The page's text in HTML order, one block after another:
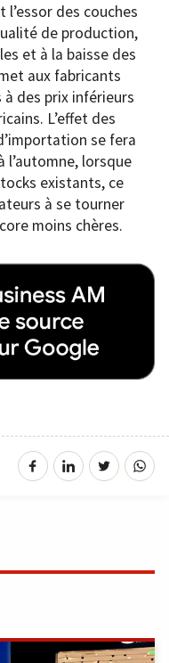
des couches
de production,
et à la baisse des
aux fabricants
des prix inférieurs
L’effet des
se fera
lorsque
existants, ce
à se tourner
moins chères.